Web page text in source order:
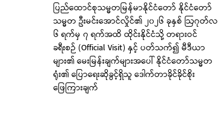
ပြည်ထောင်စုသမ္မတမြန်မာနိုင်ငံတော် နိုင်ငံတော်
သမ္မတ ဦးမင်းအောင်လှိုင်၏ ၂၀၂၆ ခုနှစ် ဩဂုတ်လ
၆ ရက်မှ ၇ ရက်အထိ ထိုင်းနိုင်ငံသို့ တရားဝင်
ခရီးစဉ် (Official Visit) နှင့် ပတ်သက်၍ မီဒီယာ
များ၏ မေးမြန်းချက်များအပေါ် နိုင်ငံတော်သမ္မတ
ရုံး၏ ပြောရေးဆိုခွင့်ရှိသူ ဒေါက်တာခိုင်ခိုင်စိုး
ဖြေကြားချက်